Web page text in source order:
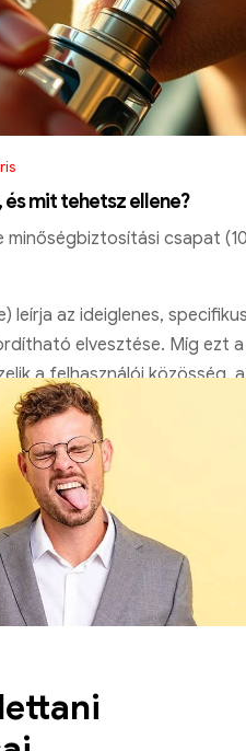
mit tehetsz ellene?
minőségbiztosítási csapat
leírja az ideiglenes,
elvesztése. Míg ezt
a felhasználói közösség,
élettani
receptor-specifikus